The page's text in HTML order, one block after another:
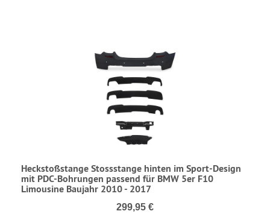
Heckstoßstange Stossstange hinten im Sport-Design
mit PDC-Bohrungen passend für BMW 5er F10
Limousine Baujahr 2010 - 2017
299,95 €